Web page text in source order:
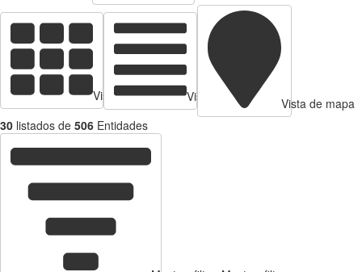
Vista de tarjetas Vista de Tabla
Vista de mapa
30 listados de 506 Entidades